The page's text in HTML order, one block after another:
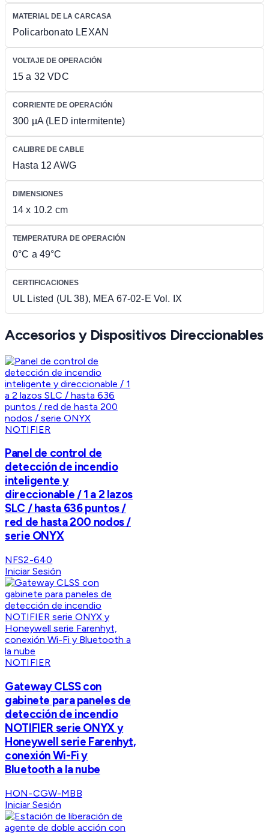
MATERIAL DE LA CARCASA
Policarbonato LEXAN
VOLTAJE DE OPERACIÓN
15 a 32 VDC
CORRIENTE DE OPERACIÓN
300 µA (LED intermitente)
CALIBRE DE CABLE
Hasta 12 AWG
DIMENSIONES
14 x 10.2 cm
TEMPERATURA DE OPERACIÓN
0°C a 49°C
CERTIFICACIONES
UL Listed (UL 38), MEA 67-02-E Vol. IX
Accesorios y Dispositivos Direccionables
NOTIFIER
Panel de control de
detección de incendio
inteligente y
direccionable / 1 a 2 lazos
SLC / hasta 636 puntos /
red de hasta 200 nodos /
serie ONYX
NFS2-640
Iniciar Sesión
NOTIFIER
Gateway CLSS con
gabinete para paneles de
detección de incendio
NOTIFIER serie ONYX y
Honeywell serie Farenhyt,
conexión Wi-Fi y
Bluetooth a la nube
HON-CGW-MBB
Iniciar Sesión